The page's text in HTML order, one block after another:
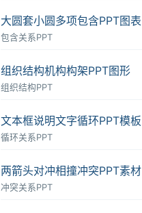
大圆套小圆多项包含PPT图表
包含关系PPT
组织结构机构构架PPT图形
组织结构PPT
文本框说明文字循环PPT模板
循环关系PPT
两箭头对冲相撞冲突PPT素材
冲突关系PPT